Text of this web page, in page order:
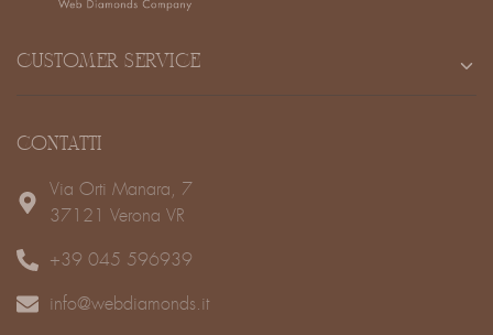
CUSTOMER SERVICE
CONTATTI
Via Orti Manara, 7
37121 Verona VR
+39 045 596939
info@webdiamonds.it